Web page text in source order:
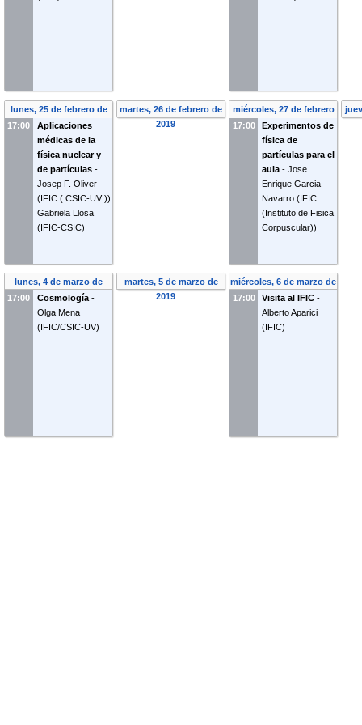
lunes, 25 de febrero de
2019
17:00
Aplicaciones
médicas de la
física nuclear y
de partículas -
Josep F. Oliver
(IFIC ( CSIC-UV ))
Gabriela Llosa
(IFIC-CSIC)
martes, 26 de febrero de
2019
miércoles, 27 de febrero
de 2019
17:00
Experimentos de
física de
partículas para el
aula - Jose
Enrique Garcia
Navarro (IFIC
(Instituto de Fisica
Corpuscular))
lunes, 4 de marzo de
2019
17:00 Cosmología -
Olga Mena
(IFIC/CSIC-UV)
martes, 5 de marzo de
2019
miércoles, 6 de marzo de
2019
17:00 Visita al IFIC -
Alberto Aparici
( IFIC)